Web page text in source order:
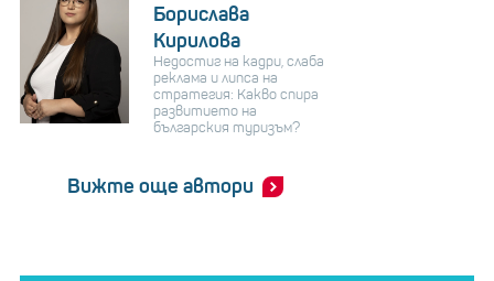
Борислава
Кирилова
Недостиг на кадри, слаба
реклама и липса на
стратегия: Какво спира
развитието на
българския туризъм?
Вижте още автори